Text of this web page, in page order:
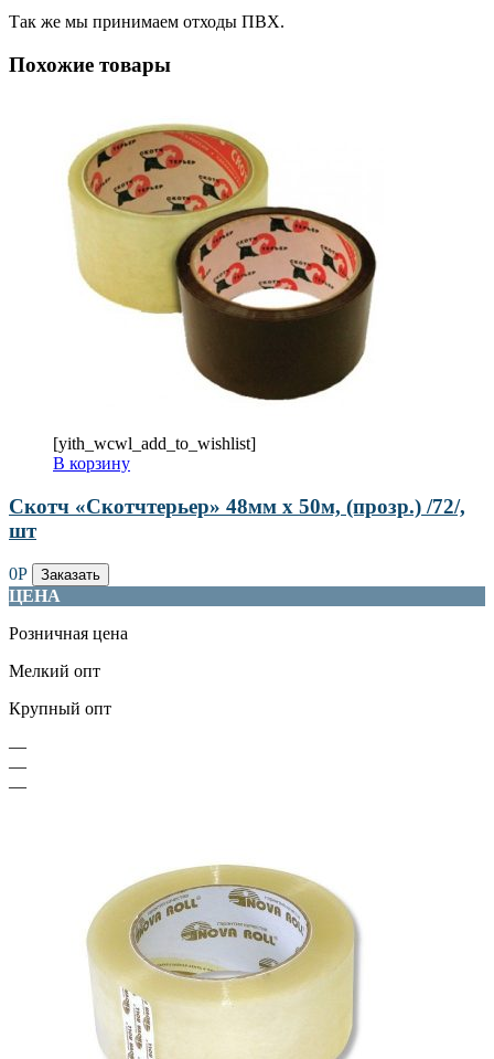
Так же мы принимаем отходы ПВХ.
Похожие товары
[yith_wcwl_add_to_wishlist]
В корзину
Скотч «Скотчтерьер» 48мм х 50м, (прозр.) /72/,
шт
0Р Заказать
ЦЕНА
Розничная цена
Мелкий опт
Крупный опт
—
—
—